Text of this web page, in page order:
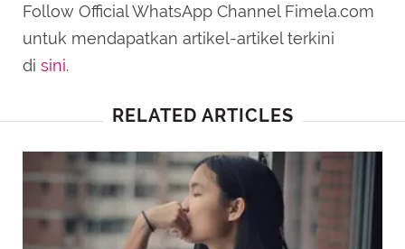
Follow Official WhatsApp Channel Fimela.com
untuk mendapatkan artikel-artikel terkini
di sini.
RELATED ARTICLES